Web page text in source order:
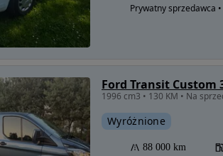
Prywatny sprzedawca
Ford Transit Custom
1996 cm3 • 130 KM • Na
Wyróżnione
88 000 km